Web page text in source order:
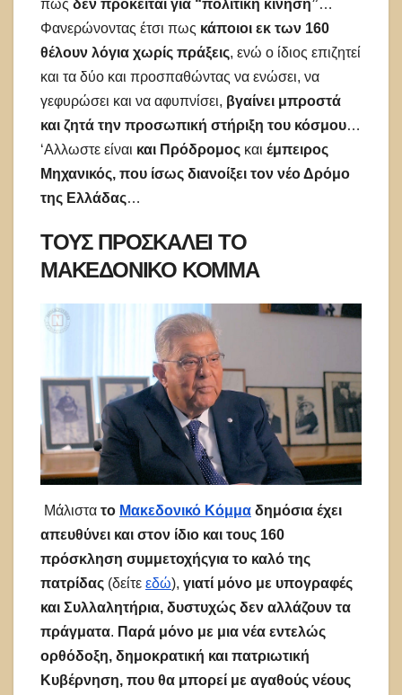
πως δεν πρόκειται για “πολιτική κίνηση”…
Φανερώνοντας έτσι πως κάποιοι εκ των 160
θέλουν λόγια χωρίς πράξεις, ενώ ο ίδιος επιζητεί
και τα δύο και προσπαθώντας να ενώσει, να
γεφυρώσει και να αφυπνίσει, βγαίνει μπροστά
και ζητά την προσωπική στήριξη του κόσμου…
‘Αλλωστε είναι και Πρόδρομος και έμπειρος
Μηχανικός, που ίσως διανοίξει τον νέο Δρόμο
της Ελλάδας…
ΤΟΥΣ ΠΡΟΣΚΑΛΕΙ ΤΟ
ΜΑΚΕΔΟΝΙΚΟ ΚΟΜΜΑ
Μάλιστα το Μακεδονικό Κόμμα δημόσια έχει
απευθύνει και στον ίδιο και τους 160
πρόσκληση συμμετοχήςγια το καλό της
πατρίδας (δείτε εδώ), γιατί μόνο με υπογραφές
και Συλλαλητήρια, δυστυχώς δεν αλλάζουν τα
πράγματα. Παρά μόνο με μια νέα εντελώς
ορθόδοξη, δημοκρατική και πατριωτική
Κυβέρνηση, που θα μπορεί με αγαθούς νέους